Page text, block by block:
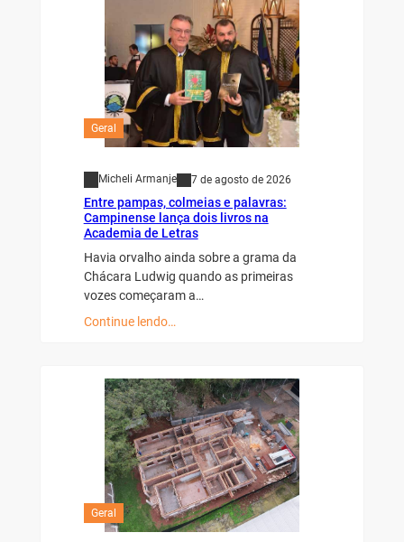
Geral
Micheli Armanje 7 de agosto de 2026
Entre pampas, colmeias e palavras:
Campinense lança dois livros na
Academia de Letras
Havia orvalho ainda sobre a grama da
Chácara Ludwig quando as primeiras
vozes começaram a…
Continue lendo…
Geral